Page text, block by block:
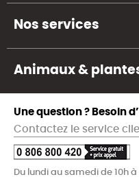
Nos services
Animaux &
Une question ? Besoin
Contactez le service
Du lundi au samedi de 10h à